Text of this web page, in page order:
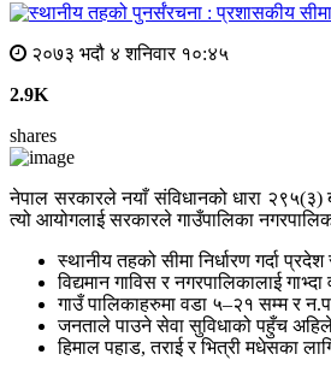
२०७३ भदौ ४ शनिवार १०:४५
2.9K
shares
नेपाल सरकारले नयाँ संविधानको धारा २९५(३)
त्यो आयोगलाई सरकारले गाउँपालिका
स्थानीय तहको सीमा निर्धारण गर्दा
विद्यमान गाविस र नगरपालिकालाई
गाउँ पालिकाहरुमा वडा ५–२१ सम्म र
जनताले पाउने सेवा सुविधाको पहुँच
हिमाल पहाड, तराई र भित्री मधेसका